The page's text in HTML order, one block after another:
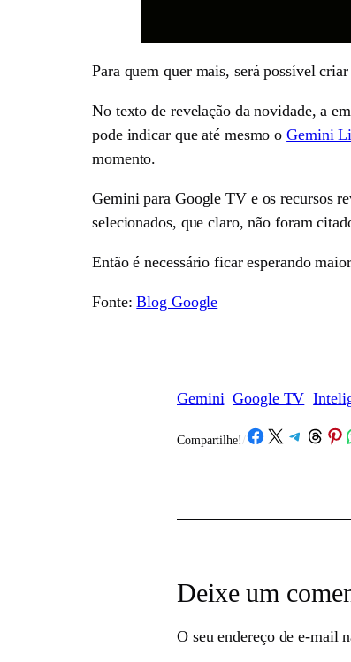
Para quem quer mais, será possível
No texto de revelação da novidade, a
pode indicar que até mesmo oGemini
momento.
Gemini para Google TV e os recursos
selecionados, que claro, não foram
Então é necessário ficar esperando
Fonte:Blog Google
Gemini Google TV
Compartilhe!/Share on Facebook
Share on X Share on Telegram
Share onShare
Deixe um
O seu endereço de e-mail